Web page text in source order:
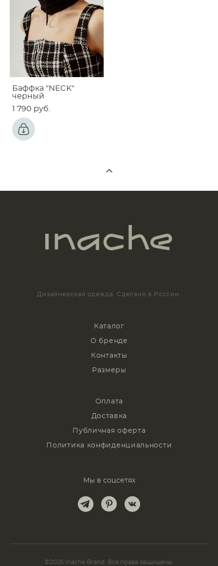
Баффка "NECK"
черный
1 790 pуб.
Дизайнерская одежда. Сделано в России.
Каталог
О бренде
Контакты
Размеры
Оплата
Доставка
Публичная оферта
Политика конфиденциальности
Мы в соцсетях
©2025 Inache Brand. Все права защищены.